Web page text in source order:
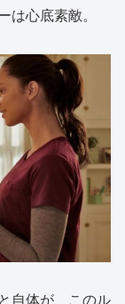
は心底素敵。
自体が、このル